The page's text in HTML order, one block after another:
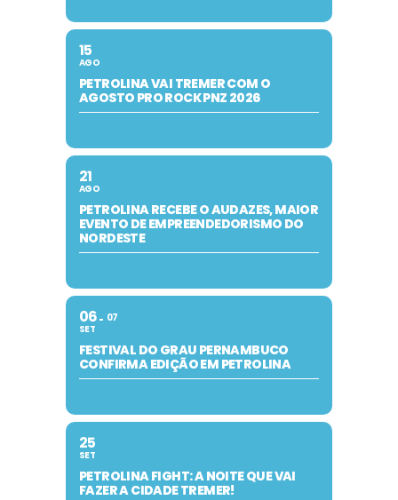
15
AGO
PETROLINA VAI TREMER COM O
AGOSTO PRO ROCK PNZ 2026
21
AGO
PETROLINA RECEBE O AUDAZES, MAIOR
EVENTO DE EMPREENDEDORISMO DO
NORDESTE
06
SET
07
FESTIVAL DO GRAU PERNAMBUCO
CONFIRMA EDIÇÃO EM PETROLINA
25
SET
PETROLINA FIGHT: A NOITE QUE VAI
FAZER A CIDADE TREMER!